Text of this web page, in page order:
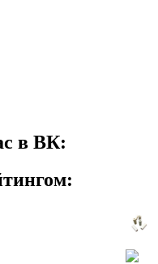
в ВК: